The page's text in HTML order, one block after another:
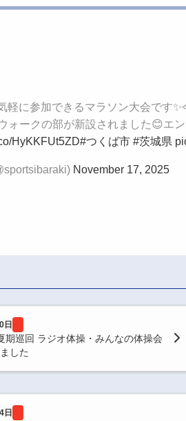
軽に参加できるマラソン大会です
ォークの部が新設されました😊エ
HyKKFUt5ZD#つくば市 #茨城県
November 17, 2025
日
期巡回 ラジオ体操・みんなの体操会
した
日